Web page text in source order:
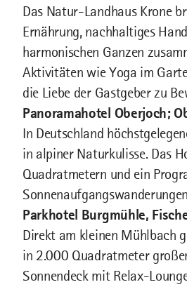
Das Natur-Landhaus Krone
Ernährung, nachhaltiges
harmonischen Ganzen
Aktivitäten wie Yoga im
die Liebe der Gastgeber zu
Panoramahotel Oberjoch;
In Deutschland
in alpiner Naturkulisse. Das
Quadratmetern und ein
Parkhotel Burgmühle,
Direkt am kleinen Mühlbach
in 2.000 Quadratmeter
Sonnendeck mit Relax-